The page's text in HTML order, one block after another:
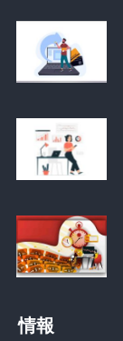
情報